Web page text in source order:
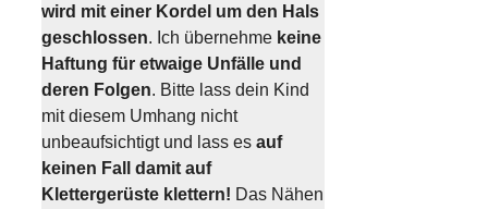
wird mit einer Kordel um den Hals
geschlossen. Ich übernehme keine
Haftung für etwaige Unfälle und
deren Folgen. Bitte lass dein Kind
mit diesem Umhang nicht
unbeaufsichtigt und lass es auf
keinen Fall damit auf
Klettergerüste klettern! Das Nähen